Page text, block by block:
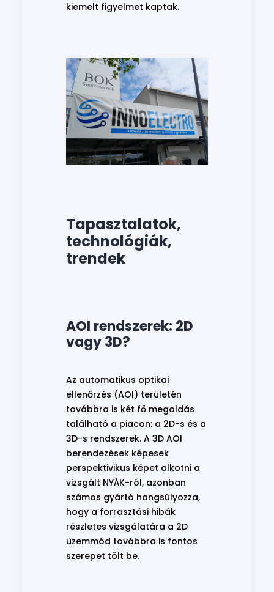
kiemelt figyelmet kaptak.
Tapasztalatok,
technológiák,
trendek
AOI rendszerek: 2D
vagy 3D?
Az automatikus optikai
ellenőrzés (AOI) területén
továbbra is két fő megoldás
található a piacon: a 2D-s és a
3D-s rendszerek. A 3D AOI
berendezések képesek
perspektivikus képet alkotni a
vizsgált NYÁK-ról, azonban
számos gyártó hangsúlyozza,
hogy a forrasztási hibák
részletes vizsgálatára a 2D
üzemmód továbbra is fontos
szerepet tölt be.